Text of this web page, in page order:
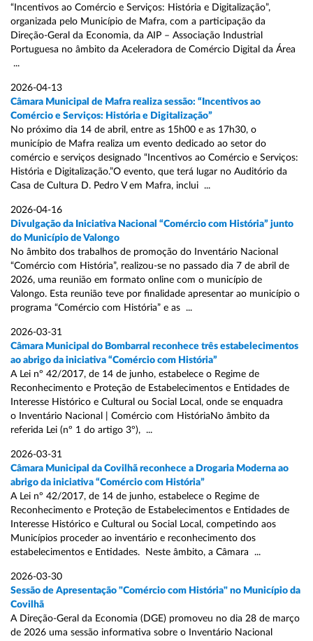
“Incentivos ao Comércio e Serviços: História e Digitalização”,
organizada pelo Município de Mafra, com a participação da
Direção-Geral da Economia, da AIP – Associação Industrial
Portuguesa no âmbito da Aceleradora de Comércio Digital da Área
...
2026-04-13
Câmara Municipal de Mafra realiza sessão: “Incentivos ao
Comércio e Serviços: História e Digitalização”
No próximo dia 14 de abril, entre as 15h00 e as 17h30, o
município de Mafra realiza um evento dedicado ao setor do
comércio e serviços designado “Incentivos ao Comércio e Serviços:
História e Digitalização.”O evento, que terá lugar no Auditório da
Casa de Cultura D. Pedro V em Mafra, inclui ...
2026-04-16
Divulgação da Iniciativa Nacional “Comércio com História” junto
do Município de Valongo
No âmbito dos trabalhos de promoção do Inventário Nacional
“Comércio com História”, realizou-se no passado dia 7 de abril de
2026, uma reunião em formato online com o município de
Valongo. Esta reunião teve por finalidade apresentar ao município o
programa “Comércio com História” e as ...
2026-03-31
Câmara Municipal do Bombarral reconhece três estabelecimentos
ao abrigo da iniciativa “Comércio com História”
A Lei nº 42/2017, de 14 de junho, estabelece o Regime de
Reconhecimento e Proteção de Estabelecimentos e Entidades de
Interesse Histórico e Cultural ou Social Local, onde se enquadra
o Inventário Nacional | Comércio com HistóriaNo âmbito da
referida Lei (nº 1 do artigo 3º), ...
2026-03-31
Câmara Municipal da Covilhã reconhece a Drogaria Moderna ao
abrigo da iniciativa “Comércio com História”
A Lei nº 42/2017, de 14 de junho, estabelece o Regime de
Reconhecimento e Proteção de Estabelecimentos e Entidades de
Interesse Histórico e Cultural ou Social Local, competindo aos
Municípios proceder ao inventário e reconhecimento dos
estabelecimentos e Entidades. Neste âmbito, a Câmara ...
2026-03-30
Sessão de Apresentação "Comércio com História" no Município da
Covilhã
A Direção-Geral da Economia (DGE) promoveu no dia 28 de março
de 2026 uma sessão informativa sobre o Inventário Nacional